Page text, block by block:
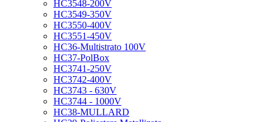
HC3548-200V
HC3549-350V
HC3550-400V
HC3551-450V
HC36-Multistrato 100V
HC37-PolBox
HC3741-250V
HC3742-400V
HC3743 - 630V
HC3744 - 1000V
HC38-MULLARD